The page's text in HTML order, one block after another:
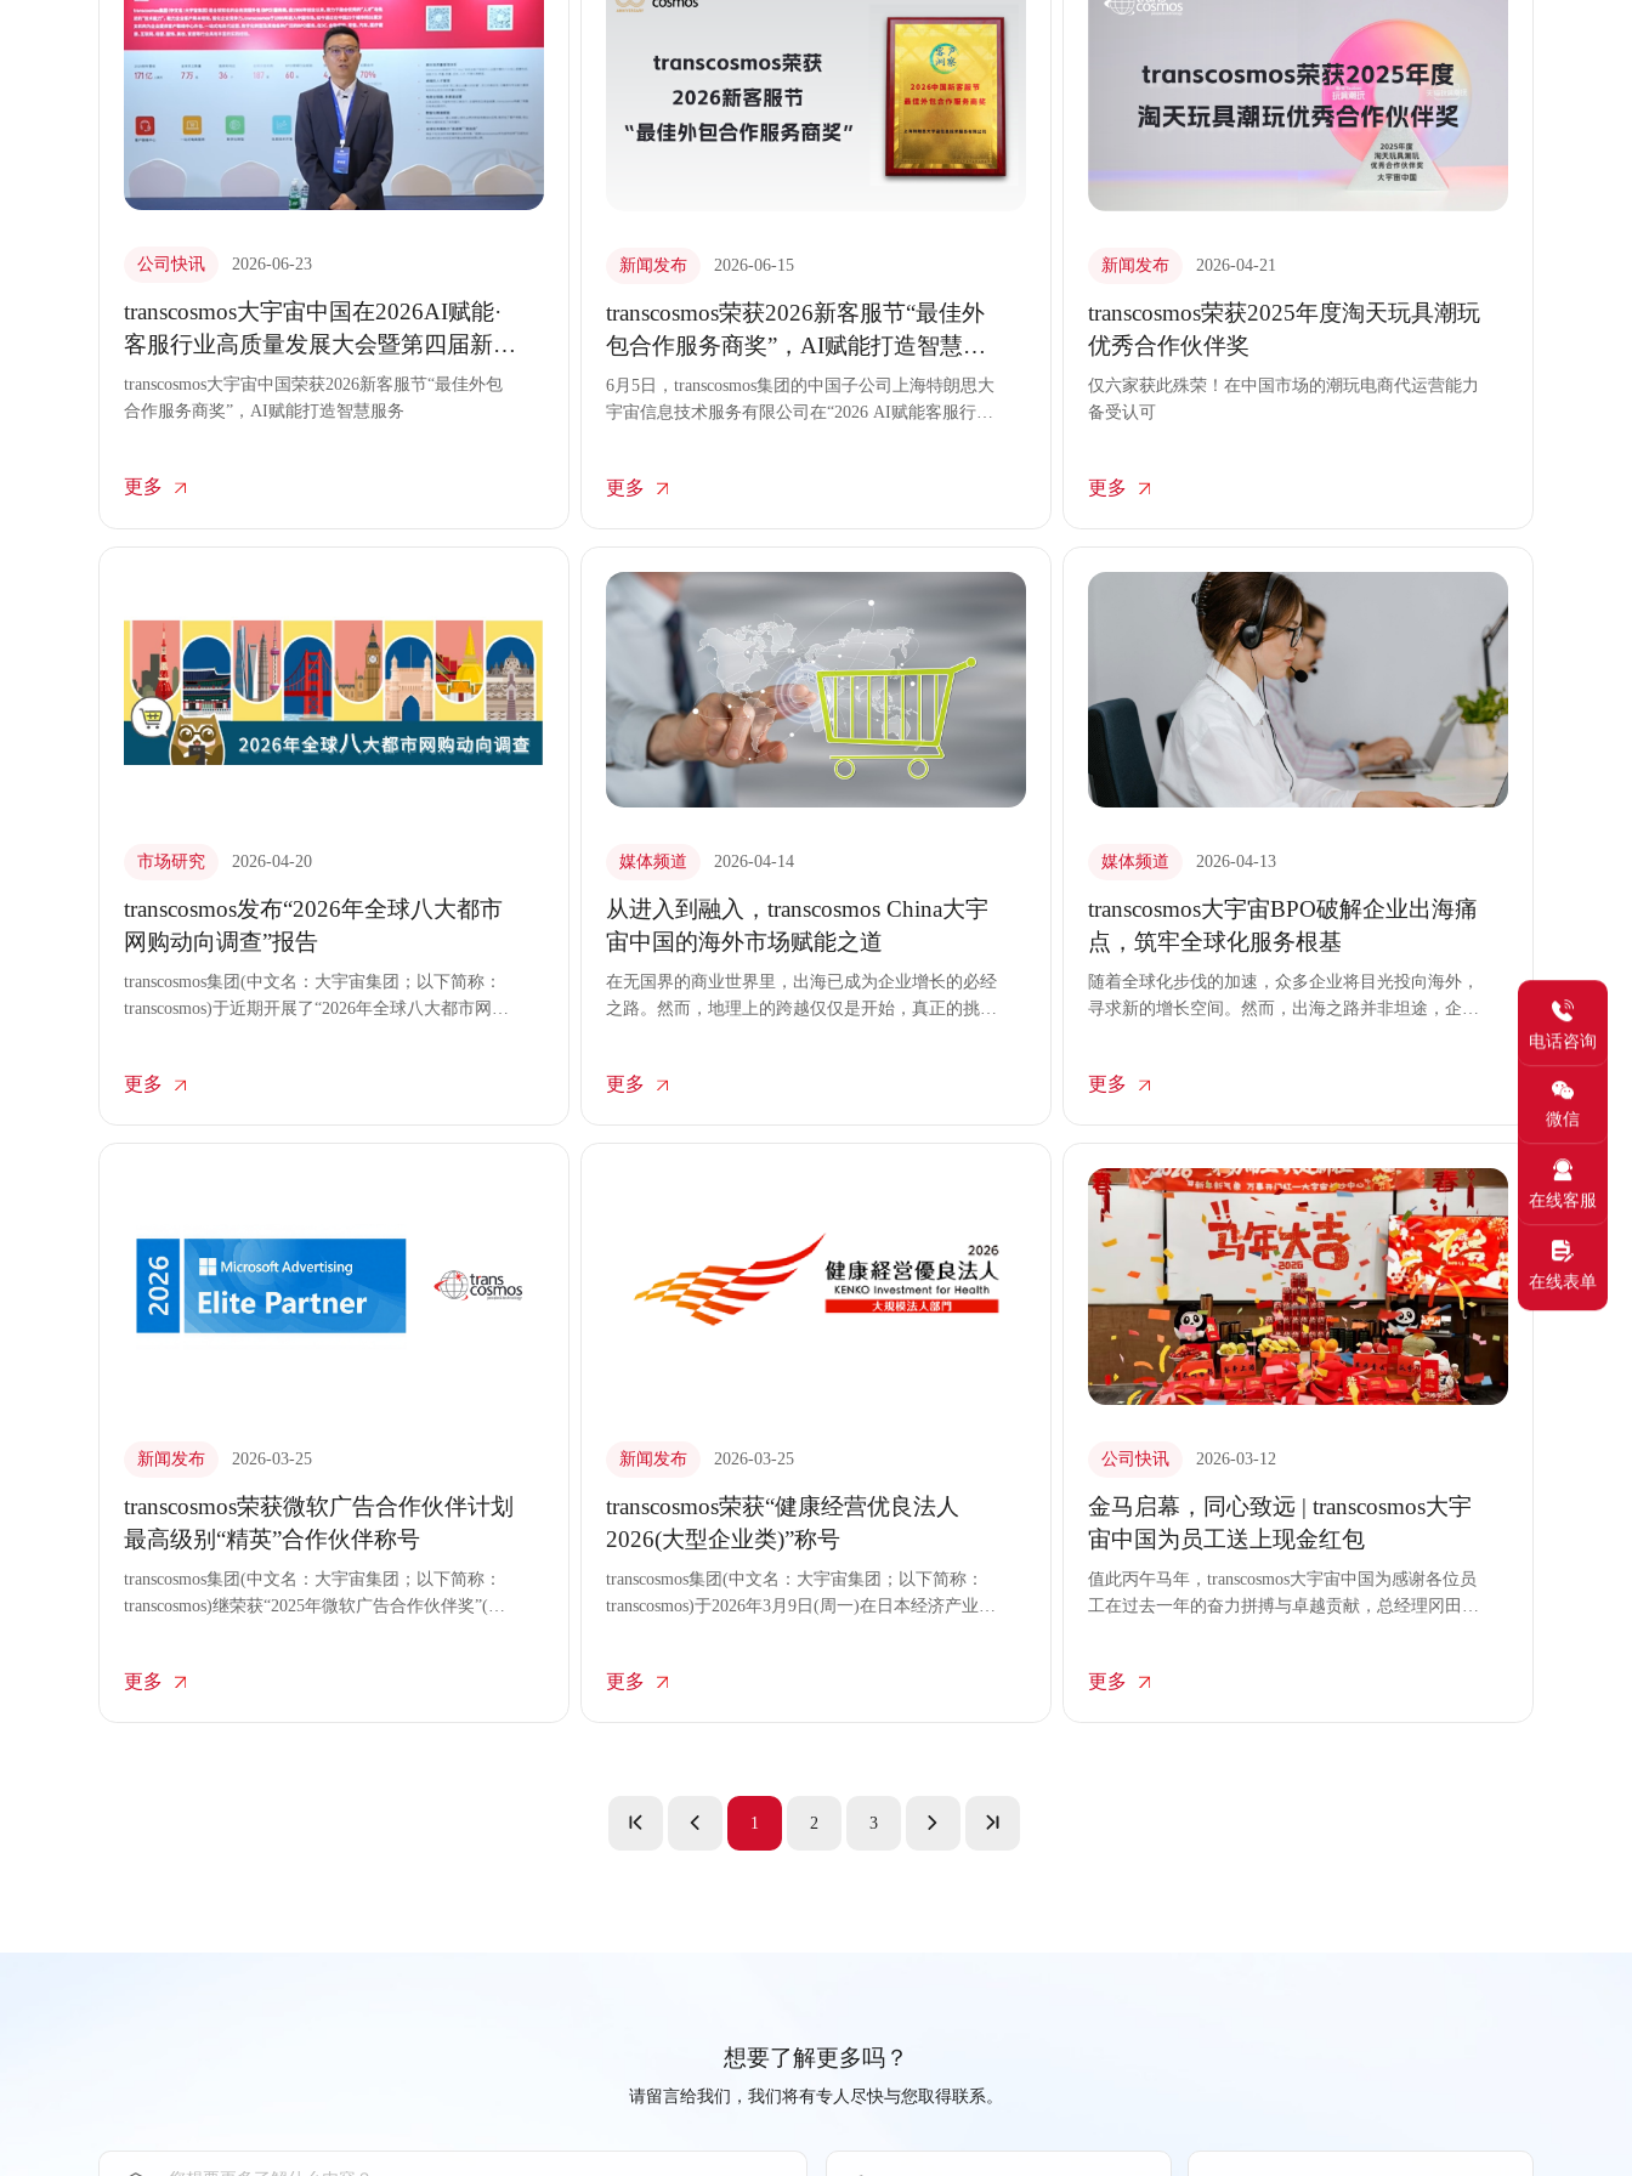
公司快讯 2026-06-23
transcosmos大宇宙中国在2026AI赋能·
客服行业高质量发展大会暨第四届新客
服节现场接受采访
transcosmos大宇宙中国荣获2026新客服节“最佳外包
合作服务商奖”，AI赋能打造智慧服务
更多
新闻发布 2026-06-15
transcosmos荣获2026新客服节“最佳外
包合作服务商奖”，AI赋能打造智慧服
务
6月5日，transcosmos集团的中国子公司上海特朗思大
宇宙信息技术服务有限公司在“2026 AI赋能客服行业
更多
新闻发布 2026-04-21
transcosmos荣获2025年度淘天玩具潮玩
优秀合作伙伴奖
仅六家获此殊荣！在中国市场的潮玩电商代运营能力
备受认可
更多
市场研究 2026-04-20
transcosmos发布“2026年全球八大都市
网购动向调查”报告
transcosmos集团(中文名：大宇宙集团；以下简称：
transcosmos)于近期开展了“2026年全球八大都市网购
索、比较到最终购买的各个阶段是如何运用AI的，以
更多
媒体频道 2026-04-14
从进入到融入，transcosmos China大宇
宙中国的海外市场赋能之道
在无国界的商业世界里，出海已成为企业增长的必经
之路。然而，地理上的跨越仅仅是开始，真正的挑战
公里”——因为出海不仅是业务的平移，更是一场系
更多
媒体频道 2026-04-13
transcosmos大宇宙BPO破解企业出海痛
点，筑牢全球化服务根基
随着全球化步伐的加速，众多企业将目光投向海外，
寻求新的增长空间。然而，出海之路并非坦途，企业
务流程外包（BPO）企业，transcosmos大宇宙是日本
化布局，为企业出海客户服务筑牢根基。
更多
新闻发布 2026-03-25
transcosmos荣获微软广告合作伙伴计划
最高级别“精英”合作伙伴称号
transcosmos集团(中文名：大宇宙集团；以下简称：
transcosmos)继荣获“2025年微软广告合作伙伴奖”(※)
证计划共设三个等级——“精英”、“精选”和“合作伙
更多
新闻发布 2026-03-25
transcosmos荣获“健康经营优良法人
2026(大型企业类)”称号
transcosmos集团(中文名：大宇宙集团；以下简称：
transcosmos)于2026年3月9日(周一)在日本经济产业省
公司连续第四年获此殊荣。该奖项旨在表彰在员工健
更多
公司快讯 2026-03-12
金马启幕，同心致远 | transcosmos大宇
宙中国为员工送上现金红包
值此丙午马年，transcosmos大宇宙中国为感谢各位员
工在过去一年的奋力拼搏与卓越贡献，总经理冈田俊
更多
1 2 3
想要了解更多吗？
请留言给我们，我们将有专人尽快与您取得联系。
电话咨询
微信
在线客服
在线表单